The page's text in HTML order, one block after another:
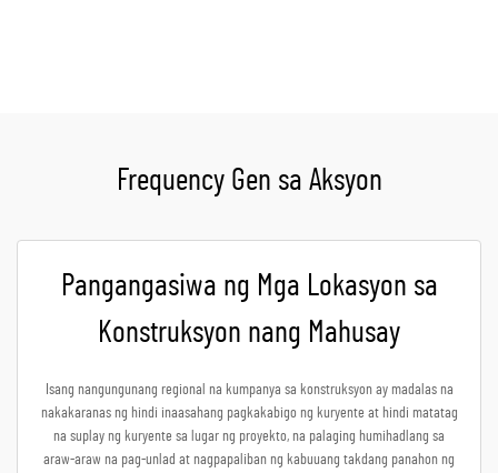
Frequency Gen sa Aksyon
Pangangasiwa ng Mga Lokasyon sa
Konstruksyon nang Mahusay
Isang nangungunang regional na kumpanya sa konstruksyon ay madalas na
nakakaranas ng hindi inaasahang pagkakabigo ng kuryente at hindi matatag
na suplay ng kuryente sa lugar ng proyekto, na palaging humihadlang sa
araw-araw na pag-unlad at nagpapaliban ng kabuuang takdang panahon ng